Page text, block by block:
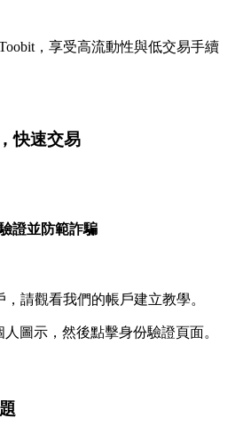
，享受高流動性與低交易手續
快速交易
證並防範詐騙
請觀看我們的帳戶建立教學。
圖示，然後點擊身份驗證頁面。